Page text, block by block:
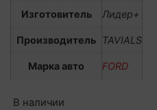
Изготовитель Лидер+
Производитель TAVIALS
Марка авто FORD
В наличии